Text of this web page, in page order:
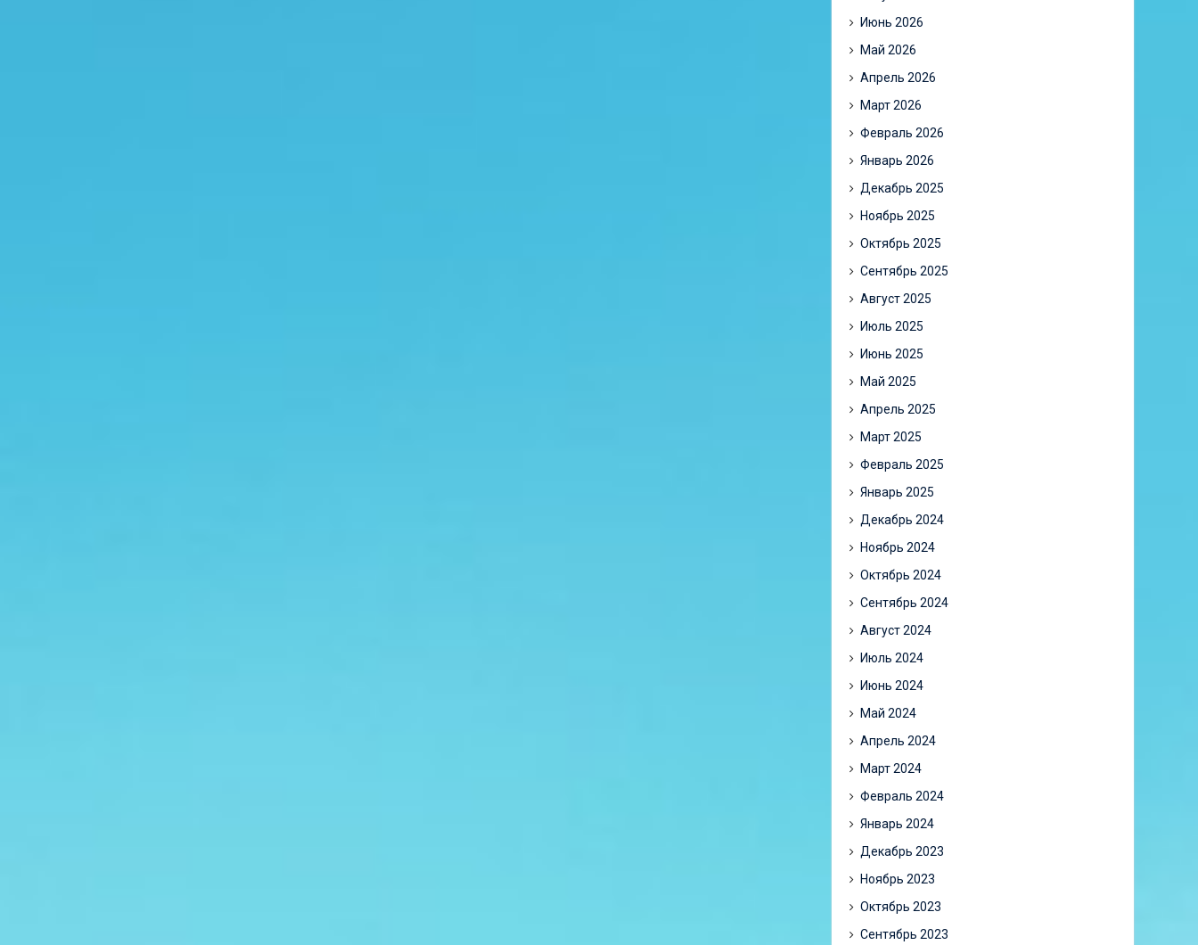
Июнь 2026
Май 2026
Апрель 2026
Март 2026
Февраль 2026
Январь 2026
Декабрь 2025
Ноябрь 2025
Октябрь 2025
Сентябрь 2025
Август 2025
Июль 2025
Июнь 2025
Май 2025
Апрель 2025
Март 2025
Февраль 2025
Январь 2025
Декабрь 2024
Ноябрь 2024
Октябрь 2024
Сентябрь 2024
Август 2024
Июль 2024
Июнь 2024
Май 2024
Апрель 2024
Март 2024
Февраль 2024
Январь 2024
Декабрь 2023
Ноябрь 2023
Октябрь 2023
Сентябрь 2023